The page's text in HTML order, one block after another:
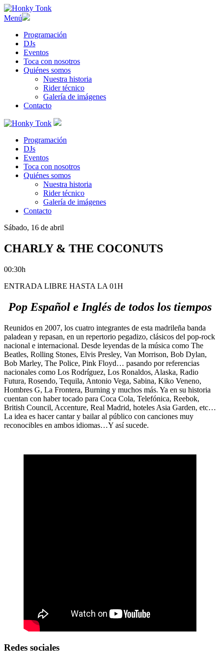
Menú
Programación
DJs
Eventos
Toca con nosotros
Quiénes somos
Nuestra historia
Rider técnico
Galería de imágenes
Contacto
Programación
DJs
Eventos
Toca con nosotros
Quiénes somos
Nuestra historia
Rider técnico
Galería de imágenes
Contacto
Sábado, 16 de abril
CHARLY & THE COCONUTS
00:30h
ENTRADA LIBRE HASTA LA 01H
Pop Español e Inglés de todos los tiempos
Reunidos en 2007, los cuatro integrantes de esta madrileña banda
paladean y repasan, en un repertorio pegadizo, clásicos del pop-rock
nacional e internacional. Desde leyendas de la música como The
Beatles, Rolling Stones, Elvis Presley, Van Morrison, Bob Dylan,
Bob Marley, The Police, Pink Floyd… pasando por referencias
nacionales como Los Rodríguez, Los Ronaldos, Alaska, Radio
Futura, Rosendo, Tequila, Antonio Vega, Sabina, Kiko Veneno,
Hombres G, La Frontera, Burning y muchos más. Ya en su historia
cuentan con haber tocado para Coca Cola, Telefónica, Reebok,
British Council, Accenture, Real Madrid, hoteles Asia Garden, etc…
La idea es hacer cantar y bailar al público con canciones muy
reconocibles en ambos idiomas…Y así sucede.
Redes sociales